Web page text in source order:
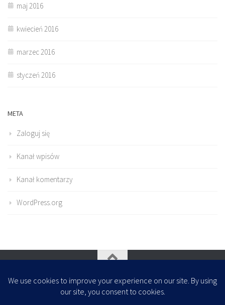
maj 2016
kwiecień 2016
marzec 2016
styczeń 2016
META
Zaloguj się
Kanał wpisów
Kanał komentarzy
WordPress.org